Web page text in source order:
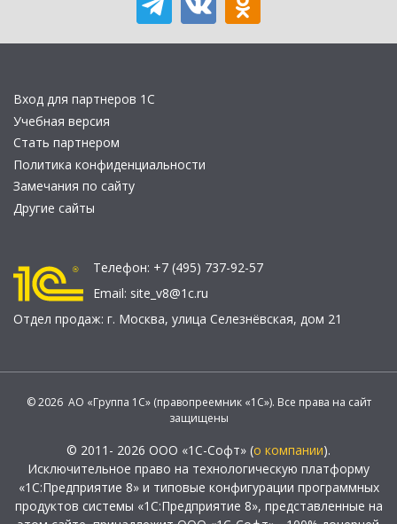
Вход для партнеров 1С
Учебная версия
Стать партнером
Политика конфиденциальности
Замечания по сайту
Другие сайты
Телефон: +7 (495) 737-92-57
Email: site_v8@1c.ru
Отдел продаж: г. Москва, улица Селезнёвская, дом 21
© 2026 АО «Группа 1С» (правопреемник «1С»). Все права на сайт
защищены
© 2011- 2026 ООО «1С-Софт» (о компании).
Исключительное право на технологическую платформу
«1С:Предприятие 8» и типовые конфигурации программных
продуктов системы «1С:Предприятие 8», представленные на